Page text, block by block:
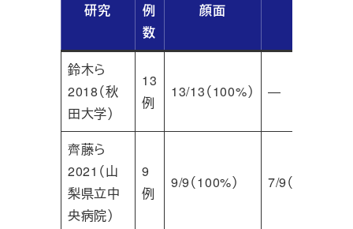
研究
例
数
顔面
鈴木ら
2018（秋
田大学）
13
例
13/13（100%） ―
齊藤ら
2021（山
梨県立中
央病院）
9
例
9/9（100%） 7/9（78%）